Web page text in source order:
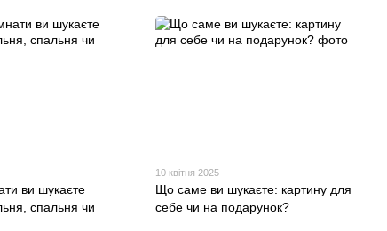
ви шукаєте
спальня чи
10 квітня 2025
Що саме ви шукаєте: картину для
себе чи на подарунок?